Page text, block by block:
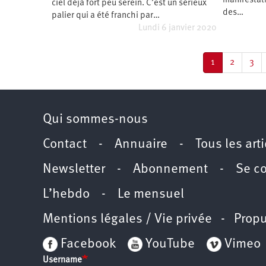
ciel déjà fort peu serein. C’est un sérieux
palier qui a été franchi par…
Lundi 6 janvier 2020
des…
Page
courante
1 Page
2 Page
3
Qui sommes-nous
Contact - Annuaire - Tous les
Newsletter- Abonnement - Se
L’hebdo - Le mensuel
Mentions légales / Vie privée -
Facebook
YouTube Vimeo
Username